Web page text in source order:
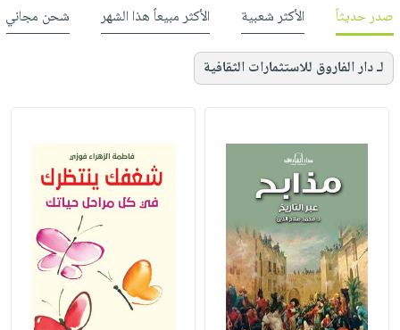
صدر حديثاً الأكثر شعبية الأكثر مبيعاً هذا الشهر شحن مجاني
لـ دار الفاروق للاستثمارات الثقافية